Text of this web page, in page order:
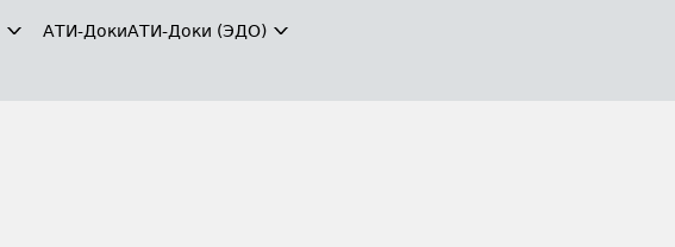
АТИ-ДокиАТИ-Доки (ЭДО)